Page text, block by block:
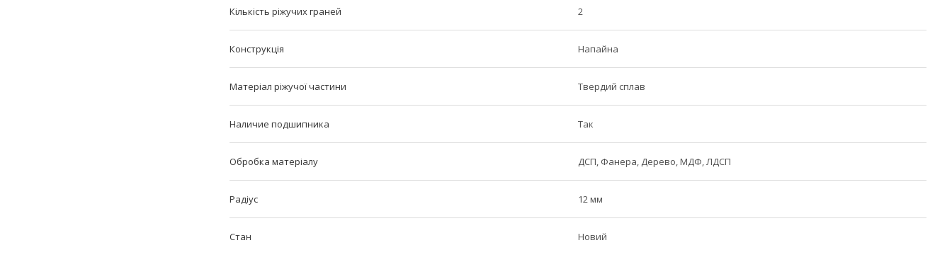
Кількість ріжучих граней 2
Конструкція Напайна
Матеріал ріжучої частини Твердий сплав
Наличие подшипника Так
Обробка матеріалу ДСП, Фанера, Дерево, МДФ, ЛДСП
Радіус 12 мм
Стан Новий